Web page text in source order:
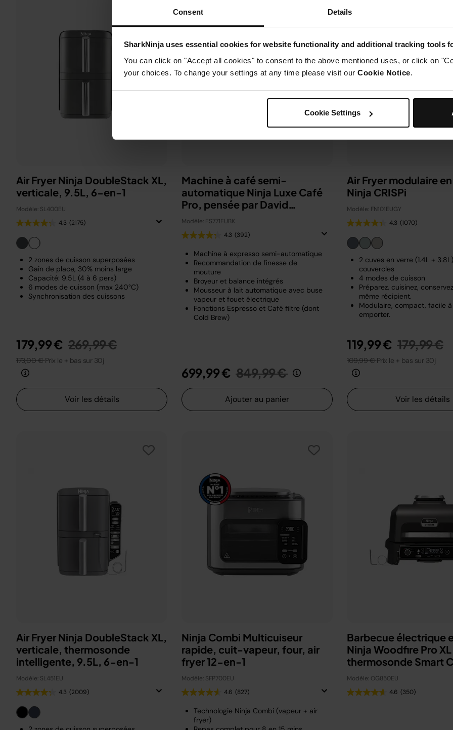
Consent Details
SharkNinja uses essential cookies for website functionality and additional tracking tools
You can click on "Accept all cookies" to consent to the above mentioned uses, or click on
your choices. To change your settings at any time please visit our Cookie Notice.
Cookie Settings
Air Fryer Ninja DoubleStack XL,
verticale, 9.5L, 6-en-1
Modèle: SL400EU
4.3 (2175)
2 zones de cuisson superposées
Gain de place, 30% moins large
Capacité: 9.5L (4 à 6 pers)
6 modes de cuisson (max 240°C)
Synchronisation des cuissons
179,99 € Prix réduit de
269,99 €au
173,00 €Prix le + bas sur 30j
Voir les détails
Machine à café semi-
automatique Ninja Luxe Café
Pro, pensée par David
Beckham
Modèle: ES771EUBK
4.3 (392)
Machine à expresso semi-automatique
Recommandation de finesse de
mouture
Broyeur et balance intégrés
Mousseur à lait automatique avec buse
vapeur et fouet électrique
Fonctions Espresso et Café filtre (dont
Cold Brew)
699,99 € Prix réduit de
849,99 €au
Ajouter au panier
Air Fryer modulaire
Ninja CRISPi
Modèle: FN101EUGY
4.3 (1070)
2 cuves en verre (1.4L +
couvercles
4 modes de cuisson
Préparez, cuisinez,
même récipient.
Modulaire, compact, facile
emporter.
119,99 € Prix réduit
179,99 €au
109,99 €Prix le + bas sur 30j
Voir les détails
Air Fryer Ninja DoubleStack XL,
verticale, thermosonde
intelligente, 9.5L, 6-en-1
Modèle: SL451EU
4.3 (2009)
Ninja Combi Multicuiseur
rapide, cuit-vapeur, four, air
fryer 12-en-1
Modèle: SFP700EU
4.6 (827)
Technologie Ninja Combi (vapeur + air
fryer)
Barbecue électrique
Ninja Woodfire Pro
thermosonde Smart
OG850EU
Modèle: OG850EU
4.6 (350)